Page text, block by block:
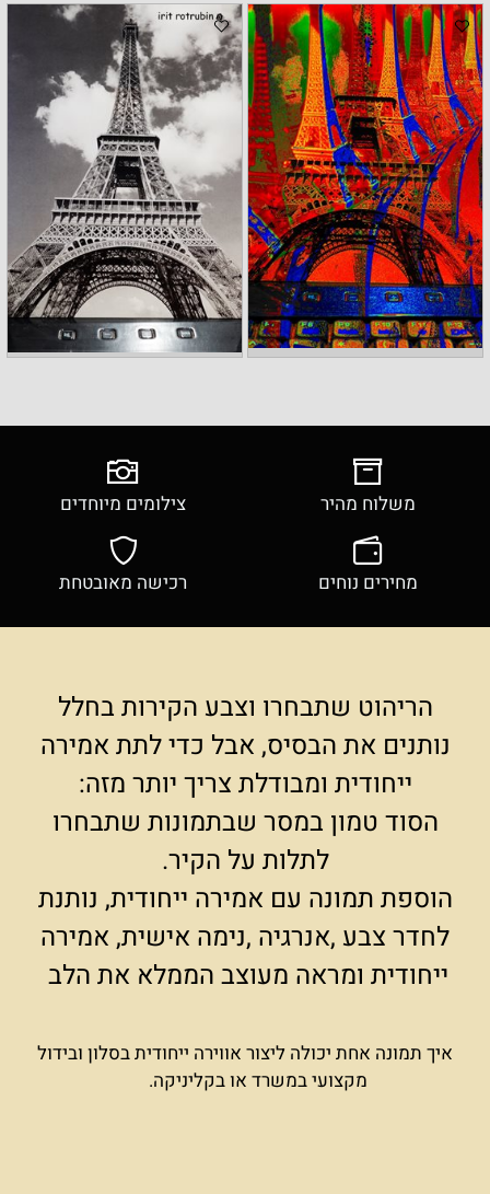
משלוח מהיר צילומים מיוחדים
מחירים נוחים רכישה מאובטחת
הריהוט שתבחרו וצבע הקירות בחלל
נותנים את הבסיס, אבל כדי לתת אמירה
ייחודית ומבודלת צריך יותר מזה:
הסוד טמון במסר שבתמונות שתבחרו
לתלות על הקיר.
הוספת תמונה עם אמירה ייחודית, נותנת
לחדר צבע ,אנרגיה ,נימה אישית, אמירה
ייחודית ומראה מעוצב הממלא את הלב
איך תמונה אחת יכולה ליצור אווירה ייחודית בסלון ובידול
מקצועי במשרד או בקליניקה.